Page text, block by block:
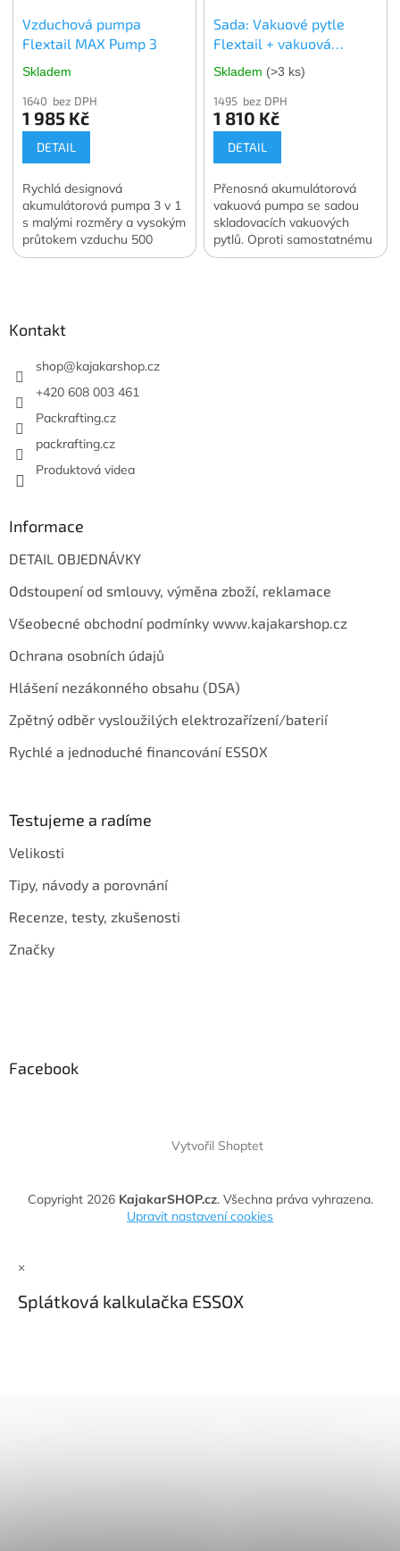
distribuce.
Vzduchová pumpa
Flextail MAX Pump 3
Skladem
1640 bez DPH
1 985 Kč
DETAIL
Rychlá designová
akumulátorová pumpa 3 v 1
s malými rozměry a vysokým
průtokem vzduchu 500
l/min. Navíc funkce svítilny a
Sada: Vakuové pytle
Flextail + vakuová
pumpa Flextail MAX
Vacuum Pump
Skladem (>3 ks)
1495 bez DPH
1 810 Kč
DETAIL
Přenosná akumulátorová
vakuová pumpa se sadou
skladovacích vakuových
pytlů. Oproti samostatnému
nákupu ušetříte 400 Kč.
Kontakt
shop@kajakarshop.cz
+420 608 003 461
Packrafting.cz
packrafting.cz
Produktová videa
Informace
DETAIL OBJEDNÁVKY
Odstoupení od smlouvy, výměna zboží, reklamace
Všeobecné obchodní podmínky www.kajakarshop.cz
Ochrana osobních údajů
Hlášení nezákonného obsahu (DSA)
Zpětný odběr vysloužilých elektrozařízení/baterií
Rychlé a jednoduché financování ESSOX
Testujeme a radíme
Velikosti
Tipy, návody a porovnání
Recenze, testy, zkušenosti
Značky
Facebook
Vytvořil Shoptet
Copyright 2026 KajakarSHOP.cz. Všechna práva vyhrazena.
Upravit nastavení cookies
×
Splátková kalkulačka ESSOX